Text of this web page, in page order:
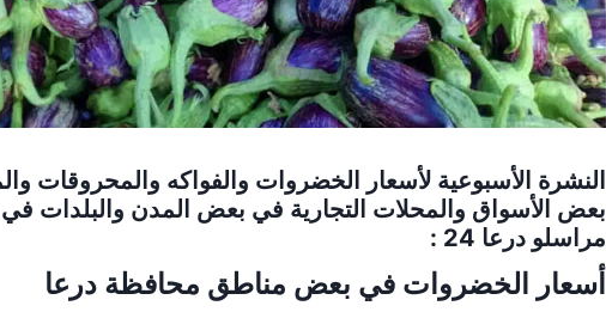
النشرة الأسبوعية لأسعار الخضروات والفواكه والمحروقات
بعض الأسواق والمحلات التجارية في بعض المدن والبلدات
مراسلو درعا 24 :
أسعار الخضروات في بعض مناطق محافظة درعا